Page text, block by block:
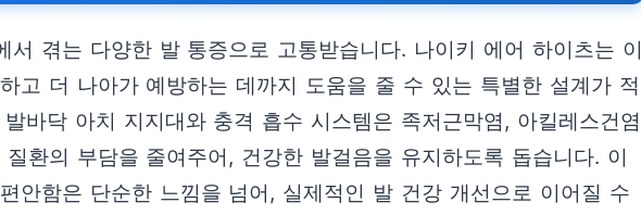
서 겪는 다양한 발 통증으로 고통받습니다. 나이키 에어 하이츠는 이
고 더 나아가 예방하는 데까지 도움을 줄 수 있는 특별한 설계가 적
바닥 아치 지지대와 충격 흡수 시스템은 족저근막염, 아킬레스건염
환의 부담을 줄여주어, 건강한 발걸음을 유지하도록 돕습니다. 이
안함은 단순한 느낌을 넘어, 실제적인 발 건강 개선으로 이어질 수